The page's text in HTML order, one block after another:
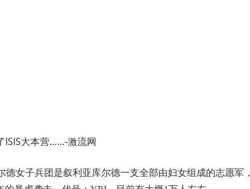
德女子兵团是叙利亚库尔德一支全部由妇女组成的志愿军，